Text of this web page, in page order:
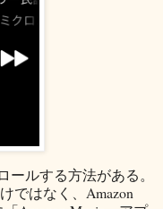
ールする方法がある。
ではなく、Amazon